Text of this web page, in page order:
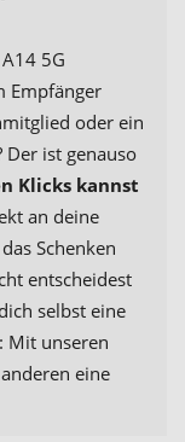
5G
Empfänger
oder ein
Der ist genauso
Klicks kannst
an deine
Schenken
entscheidest
selbst eine
Mit unseren
eine